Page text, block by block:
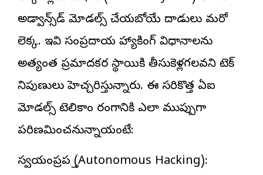
అడ్వాన్స్‌డ్ మోడల్స్ చేయబోయే దాడులు మరో
లెక్క. ఇవి సంప్రదాయ హ్యాకింగ్ విధానాలను
అత్యంత ప్రమాదకర స్థాయికి తీసుకెళ్లగలవని టెక్
నిపుణులు హెచ్చరిస్తున్నారు. ఈ సరికొత్త ఏఐ
మోడల్స్ టెలికాం రంగానికి ఎలా ముప్పుగా
పరిణమించనున్నాయంటే:
స్వయంప్రతిపత్తి (Autonomous Hacking):